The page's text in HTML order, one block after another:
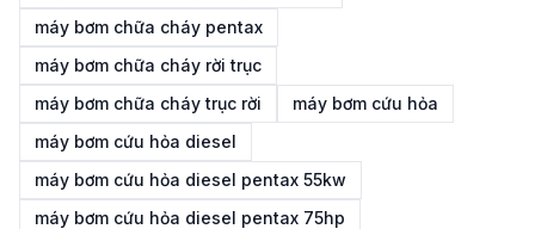
máy bơm chữa cháy pentax
máy bơm chữa cháy rời trục
máy bơm chữa cháy trục rời
máy bơm cứu hỏa
máy bơm cứu hỏa diesel
máy bơm cứu hỏa diesel pentax 55kw
máy bơm cứu hỏa diesel pentax 75hp